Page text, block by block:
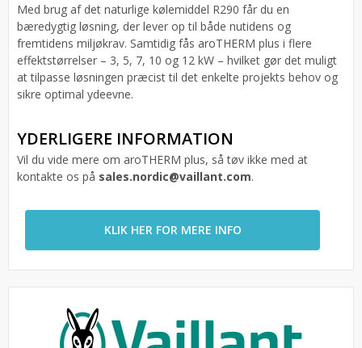
Med brug af det naturlige kølemiddel R290 får du en
bæredygtig løsning, der lever op til både nutidens og
fremtidens miljøkrav. Samtidig fås aroTHERM plus i flere
effektstørrelser – 3, 5, 7, 10 og 12 kW – hvilket gør det muligt
at tilpasse løsningen præcist til det enkelte projekts behov og
sikre optimal ydeevne.
YDERLIGERE INFORMATION
Vil du vide mere om aroTHERM plus, så tøv ikke med at
kontakte os på sales.nordic@vaillant.com.
KLIK HER FOR MERE INFO